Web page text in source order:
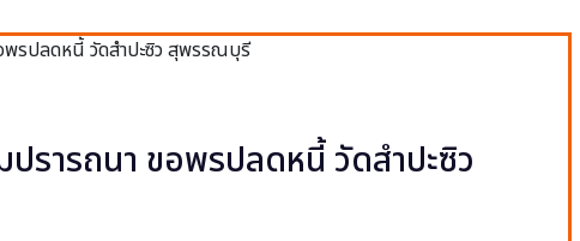
รารถนา ขอพรปลดหนี้ วัดสำปะซิว